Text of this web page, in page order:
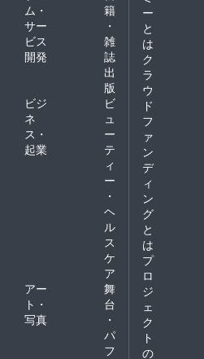
ム・
サー
ビス
開発
籍
・
雑
誌
出
版
ビジ
ネ
ス・
起業
ビ
ュ
ー
テ
ィ
ー
・
ヘ
ル
ス
ケ
ア
アー
ト・
写真
舞
台
・
パ
フ
ー
と
は
ク
ラ
ウ
ド
フ
ァ
ン
デ
ィ
ン
グ
と
は
プ
ロ
ジ
ェ
ク
ト
の